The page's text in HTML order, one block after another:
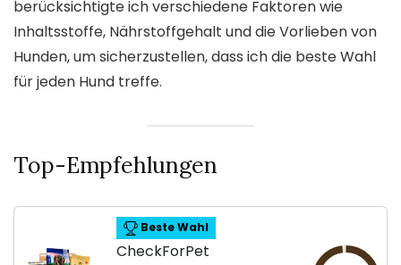
berücksichtigte ich verschiedene Faktoren wie
Inhaltsstoffe, Nährstoffgehalt und die Vorlieben von
Hunden, um sicherzustellen, dass ich die beste Wahl
für jeden Hund treffe.
Top-Empfehlungen
Beste Wahl
CheckForPet